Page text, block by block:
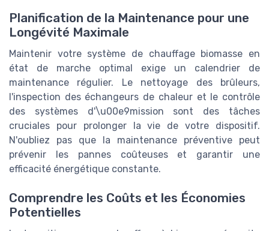
Planification de la Maintenance pour une
Longévité Maximale
Maintenir votre système de chauffage biomasse en
état de marche optimal exige un calendrier de
maintenance régulier. Le nettoyage des brûleurs,
l'inspection des échangeurs de chaleur et le contrôle
des systèmes d'\u00e9mission sont des tâches
cruciales pour prolonger la vie de votre dispositif.
N'oubliez pas que la maintenance préventive peut
prévenir les pannes coûteuses et garantir une
efficacité énergétique constante.
Comprendre les Coûts et les Économies
Potentielles